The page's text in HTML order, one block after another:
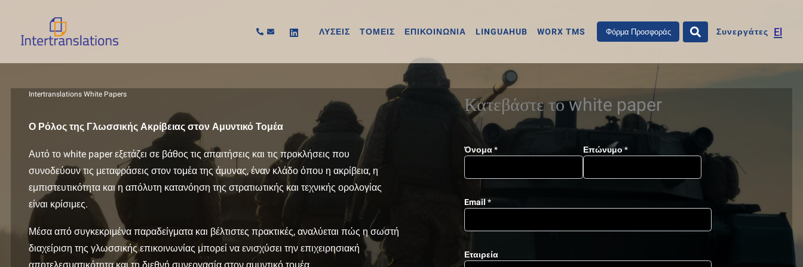
περιεχόμενο
ΛΥΣΕΙΣ ΤΟΜΕΙΣ ΕΠΙΚΟΙΝΩΝΙΑ LINGUAHUB WORX TMS Φόρμα Προσφοράς Συνεργάτες El
Intertranslations White Papers
Ο Ρόλος της Γλωσσικής Ακρίβειας στον Αμυντικό Τομέα
Αυτό το white paper εξετάζει σε βάθος τις απαιτήσεις και τις προκλήσεις που
συνοδεύουν τις μεταφράσεις στον τομέα της άμυνας, έναν κλάδο όπου η ακρίβεια, η
εμπιστευτικότητα και η απόλυτη κατανόηση της στρατιωτικής και τεχνικής ορολογίας
είναι κρίσιμες.
Μέσα από συγκεκριμένα παραδείγματα και βέλτιστες πρακτικές, αναλύεται πώς η σωστή
διαχείριση της γλωσσικής επικοινωνίας μπορεί να ενισχύσει την επιχειρησιακή
Κατεβάστε το white paper
Όνομα* Επώνυμο*
Email*
Εταιρεία